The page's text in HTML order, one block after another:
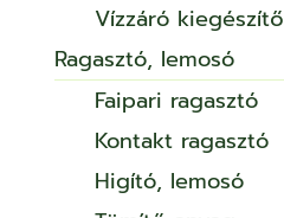
Vízzáró kiegészítő
Ragasztó, lemosó
Faipari ragasztó
Kontakt ragasztó
Higító, lemosó